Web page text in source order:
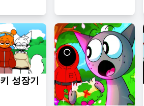
성장기